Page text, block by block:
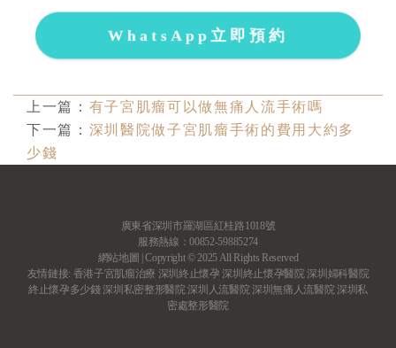
WhatsApp立即預約
上一篇： 有子宮肌瘤可以做無痛人流手術嗎
下一篇： 深圳醫院做子宮肌瘤手術的費用大約多
少錢
廣東省深圳市羅湖區紅桂路1018號
服務熱線：00852-59885274
網站地圖 | Copyright © 2025 All Rights Reserved
友情鏈接: 香港子宮肌瘤治療 深圳終止懷孕深圳終止懷孕醫院深圳婦科醫院
終止懷孕多少錢深圳私密整形醫院深圳人流醫院深圳無痛人流醫院深圳私
密處整形醫院